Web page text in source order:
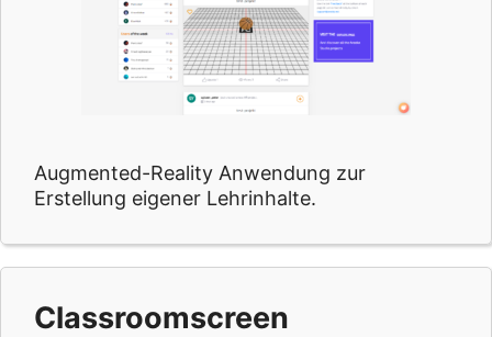
Augmented-Reality Anwendung zur
Erstellung eigener Lehrinhalte.
Classroomscreen